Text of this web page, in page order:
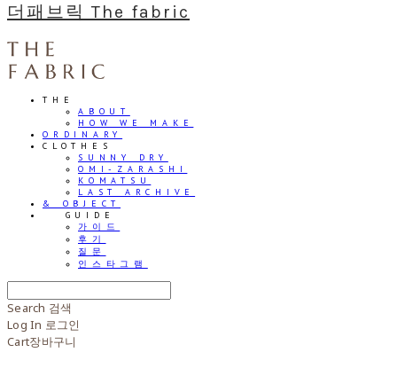
더패브릭 The fabric
THE
ABOUT
HOW WE MAKE
ORDINARY
CLOTHES
SUNNY DRY
OMI-ZARASHI
KOMATSU
LAST ARCHIVE
& OBJECT
⠀⠀GUIDE
가이드
후기
질문
인스타그램
Search 검색
Log In 로그인
Cart장바구니